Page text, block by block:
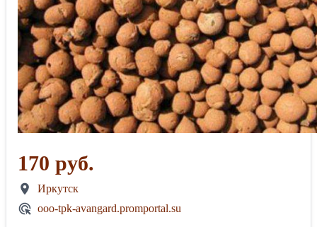
170 руб.
Иркутск
ooo-tpk-avangard.promportal.su